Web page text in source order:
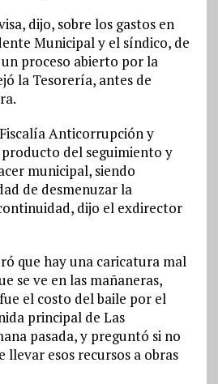
dijo, sobre los gastos en
Municipal y el síndico, de
un proceso abierto por la
la Tesorería, antes de
Anticorrupción y
del seguimiento y
municipal, siendo
de desmenuzar la
dijo el exdirector
que hay una caricatura mal
se ve en las mañaneras,
el costo del baile por el
principal de Las
pasada, y preguntó si no
esos recursos a obras